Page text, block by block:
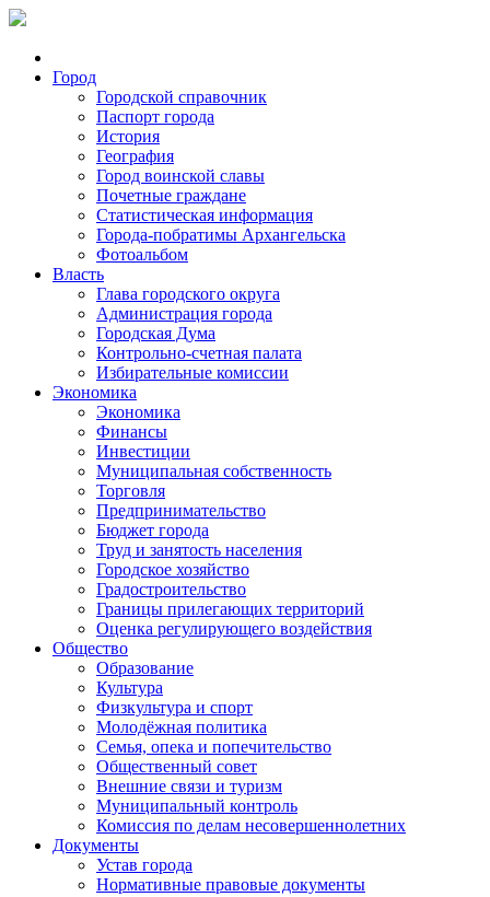
Город
Городской справочник
Паспорт города
История
География
Город воинской славы
Почетные граждане
Статистическая информация
Города-побратимы Архангельска
Фотоальбом
Власть
Глава городского округа
Администрация города
Городская Дума
Контрольно-счетная палата
Избирательные комиссии
Экономика
Экономика
Финансы
Инвестиции
Муниципальная собственность
Торговля
Предпринимательство
Бюджет города
Труд и занятость населения
Городское хозяйство
Градостроительство
Границы прилегающих территорий
Оценка регулирующего воздействия
Общество
Образование
Культура
Физкультура и спорт
Молодёжная политика
Семья, опека и попечительство
Общественный совет
Внешние связи и туризм
Муниципальный контроль
Комиссия по делам несовершеннолетних
Документы
Устав города
Нормативные правовые документы